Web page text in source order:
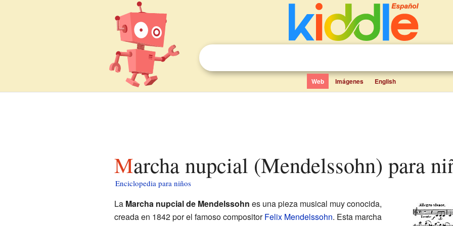
Web Imágenes English
Marcha nupcial (Mendelssohn) para
Enciclopedia para niños
La Marcha nupcial de Mendelssohn es una pieza musical muy conocida,
creada en 1842 por el famoso compositorFelix Mendelssohn. Esta marcha